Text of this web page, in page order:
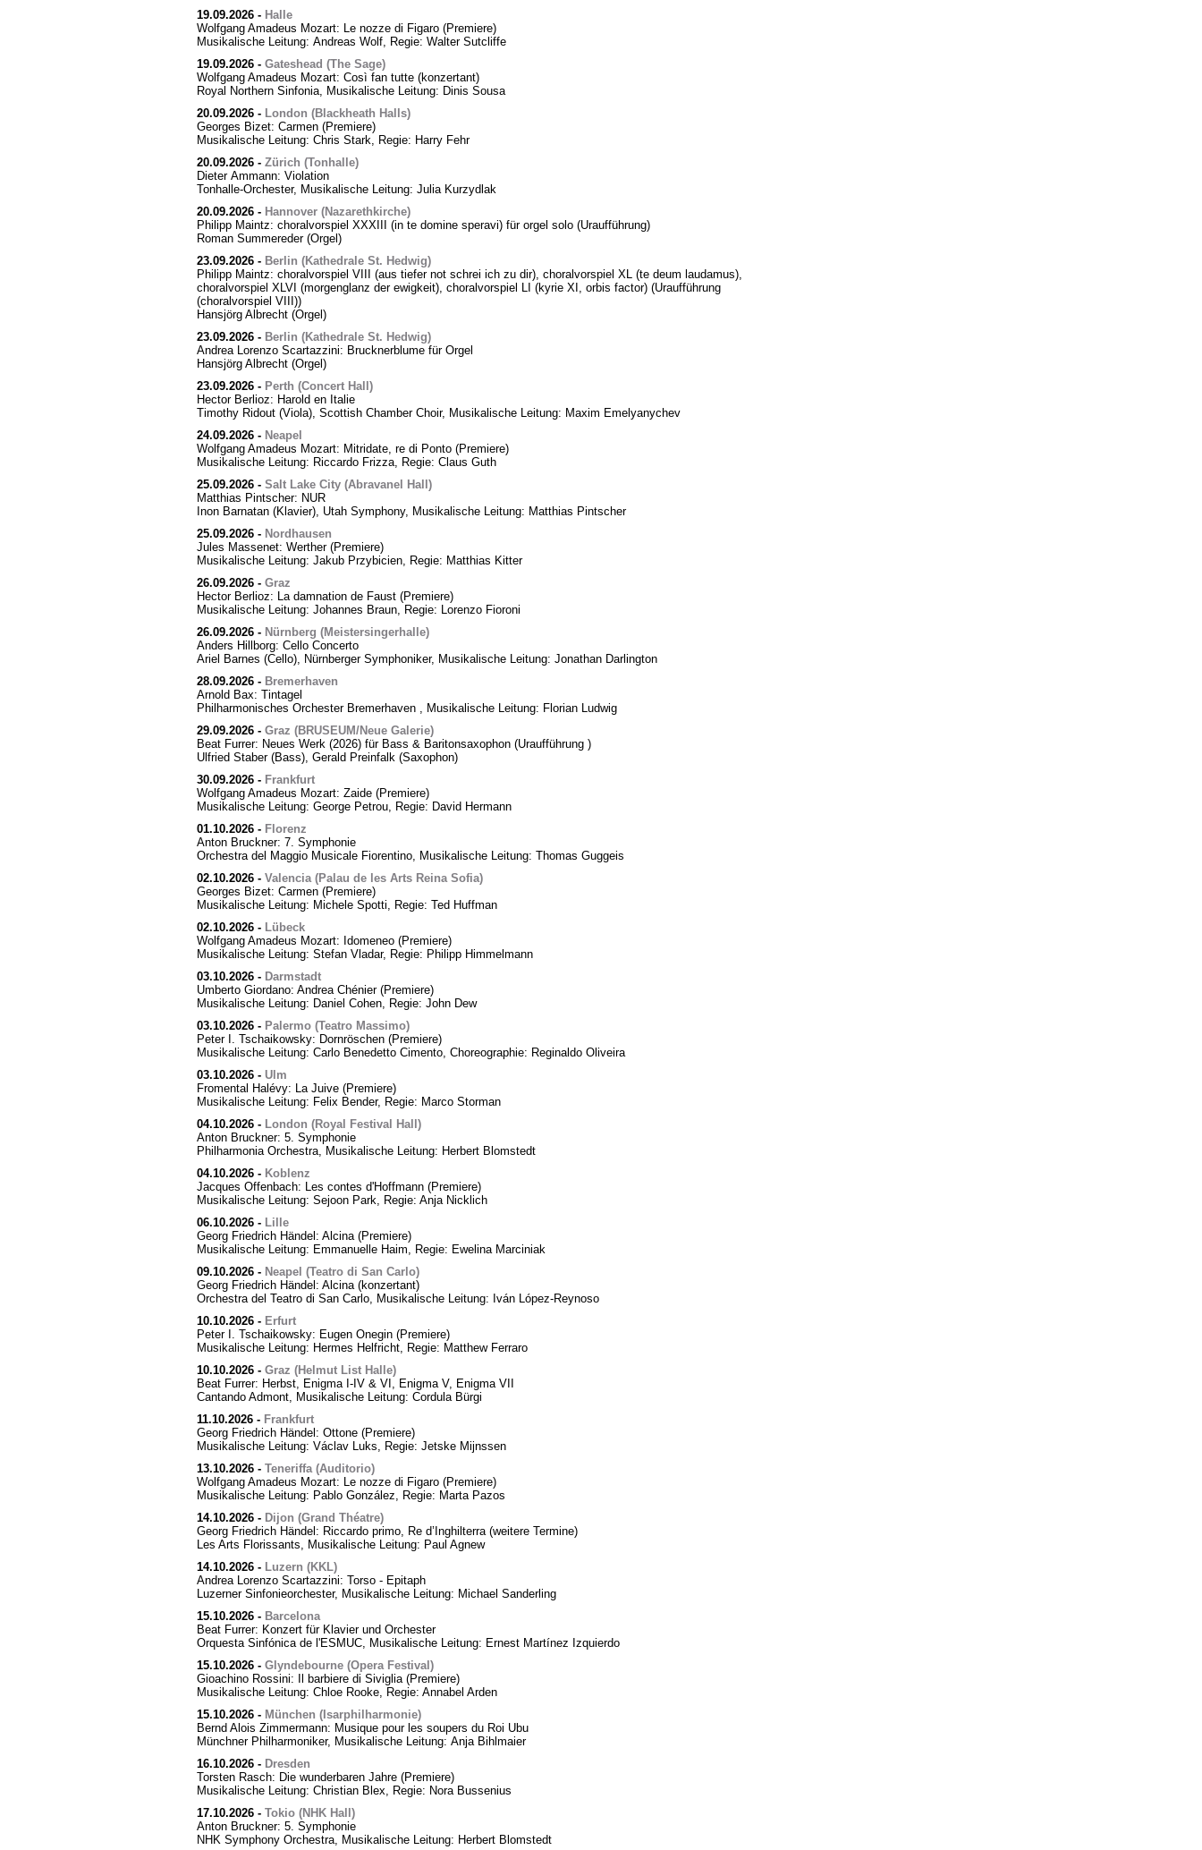
19.09.2026- Halle
Wolfgang Amadeus Mozart: Le nozze di Figaro (Premiere)
Musikalische Leitung: Andreas Wolf, Regie: Walter Sutcliffe
19.09.2026- Gateshead (The Sage)
Wolfgang Amadeus Mozart: Così fan tutte (konzertant)
Royal Northern Sinfonia, Musikalische Leitung: Dinis Sousa
20.09.2026- London (Blackheath Halls)
Georges Bizet: Carmen (Premiere)
Musikalische Leitung: Chris Stark, Regie: Harry Fehr
20.09.2026- Zürich (Tonhalle)
Dieter Ammann: Violation
Tonhalle-Orchester, Musikalische Leitung: Julia Kurzydlak
20.09.2026- Hannover (Nazarethkirche)
Philipp Maintz: choralvorspiel XXXIII (in te domine speravi) für orgel solo (Uraufführung)
Roman Summereder (Orgel)
23.09.2026- Berlin (Kathedrale St. Hedwig)
Philipp Maintz: choralvorspiel VIII (aus tiefer not schrei ich zu dir), choralvorspiel XL (te deum laudamus),
choralvorspiel XLVI (morgenglanz der ewigkeit), choralvorspiel LI (kyrie XI, orbis factor) (Uraufführung
(choralvorspiel VIII))
Hansjörg Albrecht (Orgel)
23.09.2026- Berlin (Kathedrale St. Hedwig)
Andrea Lorenzo Scartazzini: Brucknerblume für Orgel
Hansjörg Albrecht (Orgel)
23.09.2026- Perth (Concert Hall)
Hector Berlioz: Harold en Italie
Timothy Ridout (Viola), Scottish Chamber Choir, Musikalische Leitung: Maxim Emelyanychev
24.09.2026- Neapel
Wolfgang Amadeus Mozart: Mitridate, re di Ponto (Premiere)
Musikalische Leitung: Riccardo Frizza, Regie: Claus Guth
25.09.2026- Salt Lake City (Abravanel Hall)
Matthias Pintscher: NUR
Inon Barnatan (Klavier), Utah Symphony, Musikalische Leitung: Matthias Pintscher
25.09.2026- Nordhausen
Jules Massenet: Werther (Premiere)
Musikalische Leitung: Jakub Przybicien, Regie: Matthias Kitter
26.09.2026- Graz
Hector Berlioz: La damnation de Faust (Premiere)
Musikalische Leitung: Johannes Braun, Regie: Lorenzo Fioroni
26.09.2026- Nürnberg (Meistersingerhalle)
Anders Hillborg: Cello Concerto
Ariel Barnes (Cello), Nürnberger Symphoniker, Musikalische Leitung: Jonathan Darlington
28.09.2026- Bremerhaven
Arnold Bax: Tintagel
Philharmonisches Orchester Bremerhaven , Musikalische Leitung: Florian Ludwig
29.09.2026- Graz (BRUSEUM/Neue Galerie)
Beat Furrer: Neues Werk (2026) für Bass & Baritonsaxophon (Uraufführung )
Ulfried Staber (Bass), Gerald Preinfalk (Saxophon)
30.09.2026- Frankfurt
Wolfgang Amadeus Mozart: Zaide (Premiere)
Musikalische Leitung: George Petrou, Regie: David Hermann
01.10.2026- Florenz
Anton Bruckner: 7. Symphonie
Orchestra del Maggio Musicale Fiorentino, Musikalische Leitung: Thomas Guggeis
02.10.2026- Valencia (Palau de les Arts Reina Sofia)
Georges Bizet: Carmen (Premiere)
Musikalische Leitung: Michele Spotti, Regie: Ted Huffman
02.10.2026- Lübeck
Wolfgang Amadeus Mozart: Idomeneo (Premiere)
Musikalische Leitung: Stefan Vladar, Regie: Philipp Himmelmann
03.10.2026- Darmstadt
Umberto Giordano: Andrea Chénier (Premiere)
Musikalische Leitung: Daniel Cohen, Regie: John Dew
03.10.2026- Palermo (Teatro Massimo)
Peter I. Tschaikowsky: Dornröschen (Premiere)
Musikalische Leitung: Carlo Benedetto Cimento, Choreographie: Reginaldo Oliveira
03.10.2026- Ulm
Fromental Halévy: La Juive (Premiere)
Musikalische Leitung: Felix Bender, Regie: Marco Storman
04.10.2026- London (Royal Festival Hall)
Anton Bruckner: 5. Symphonie
Philharmonia Orchestra, Musikalische Leitung: Herbert Blomstedt
04.10.2026- Koblenz
Jacques Offenbach: Les contes d'Hoffmann (Premiere)
Musikalische Leitung: Sejoon Park, Regie: Anja Nicklich
06.10.2026- Lille
Georg Friedrich Händel: Alcina (Premiere)
Musikalische Leitung: Emmanuelle Haim, Regie: Ewelina Marciniak
09.10.2026- Neapel (Teatro di San Carlo)
Georg Friedrich Händel: Alcina (konzertant)
Orchestra del Teatro di San Carlo, Musikalische Leitung: Iván López-Reynoso
10.10.2026- Erfurt
Peter I. Tschaikowsky: Eugen Onegin (Premiere)
Musikalische Leitung: Hermes Helfricht, Regie: Matthew Ferraro
10.10.2026- Graz (Helmut List Halle)
Beat Furrer: Herbst, Enigma I-IV & VI, Enigma V, Enigma VII
Cantando Admont, Musikalische Leitung: Cordula Bürgi
11.10.2026- Frankfurt
Georg Friedrich Händel: Ottone (Premiere)
Musikalische Leitung: Václav Luks, Regie: Jetske Mijnssen
13.10.2026- Teneriffa (Auditorio)
Wolfgang Amadeus Mozart: Le nozze di Figaro (Premiere)
Musikalische Leitung: Pablo González, Regie: Marta Pazos
14.10.2026- Dijon (Grand Théatre)
Georg Friedrich Händel: Riccardo primo, Re d’Inghilterra (weitere Termine)
Les Arts Florissants, Musikalische Leitung: Paul Agnew
14.10.2026- Luzern (KKL)
Andrea Lorenzo Scartazzini: Torso - Epitaph
Luzerner Sinfonieorchester, Musikalische Leitung: Michael Sanderling
15.10.2026- Barcelona
Beat Furrer: Konzert für Klavier und Orchester
Orquesta Sinfónica de l'ESMUC, Musikalische Leitung: Ernest Martínez Izquierdo
15.10.2026- Glyndebourne (Opera Festival)
Gioachino Rossini: Il barbiere di Siviglia (Premiere)
Musikalische Leitung: Chloe Rooke, Regie: Annabel Arden
15.10.2026- München (Isarphilharmonie)
Bernd Alois Zimmermann: Musique pour les soupers du Roi Ubu
Münchner Philharmoniker, Musikalische Leitung: Anja Bihlmaier
16.10.2026- Dresden
Torsten Rasch: Die wunderbaren Jahre (Premiere)
Musikalische Leitung: Christian Blex, Regie: Nora Bussenius
17.10.2026- Tokio (NHK Hall)
Anton Bruckner: 5. Symphonie
NHK Symphony Orchestra, Musikalische Leitung: Herbert Blomstedt